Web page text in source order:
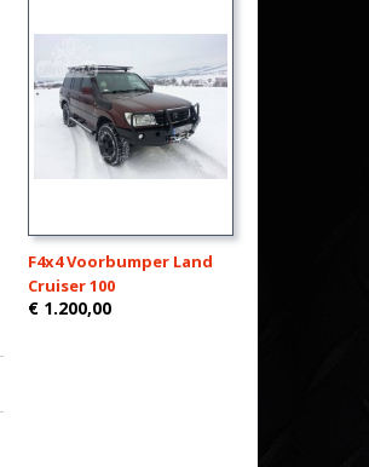
F4x4 Voorbumper Land
Cruiser 100
€ 1.200,00